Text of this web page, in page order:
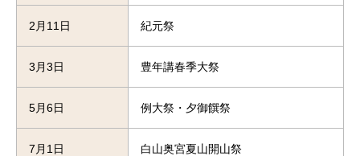
2月11日 紀元祭
3月3日 豊年講春季大祭
5月6日 例大祭・夕御饌祭
7月1日 白山奥宮夏山開山祭